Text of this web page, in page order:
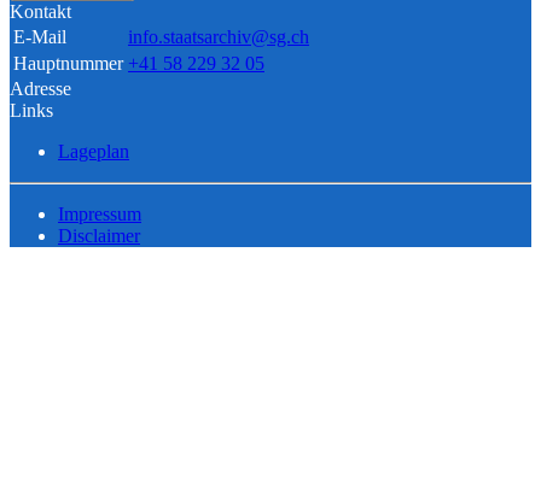
Kontakt
E-Mail
info.staatsarchiv@sg.ch
Hauptnummer +41 58 229 32 05
Adresse
Links
Lageplan
Impressum
Disclaimer